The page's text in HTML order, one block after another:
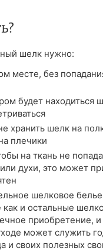
шелк нужно:
месте, без
будет находиться
хранить шелк на
плечики
на ткань не
духи, это может
шелковое
как и остальные
приобретение, и
может служить
и своих полезных